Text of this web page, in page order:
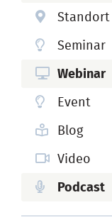
Standort
Seminar
Webinar
Event
Blog
Video
Podcast